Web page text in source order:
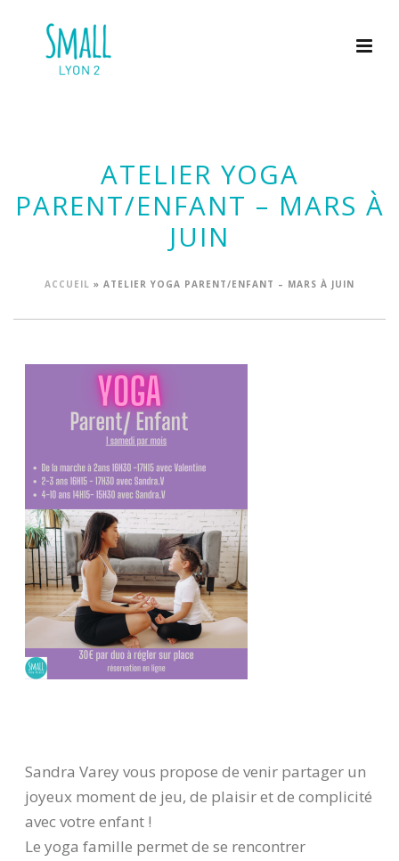
ATELIER YOGA
PARENT/ENFANT – MARS À
JUIN
ACCUEIL » ATELIER YOGA PARENT/ENFANT – MARS À JUIN
Sandra Varey vous propose de venir partager un
joyeux moment de jeu, de plaisir et de complicité
avec votre enfant !
Le yoga famille permet de se rencontrer